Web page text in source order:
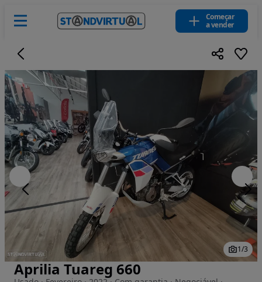
Começar
a vender
Imagem 1 de 3
1/3
Aprilia Tuareg 660